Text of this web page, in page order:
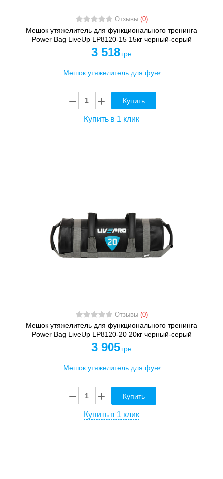
Отзывы (0)
Мешок утяжелитель для функционального тренинга
Power Bag LiveUp LP8120-15 15кг черный-серый
3 518 грн
Купить
Купить в 1 клик
Отзывы (0)
Мешок утяжелитель для функционального тренинга
Power Bag LiveUp LP8120-20 20кг черный-серый
3 905 грн
Купить
Купить в 1 клик